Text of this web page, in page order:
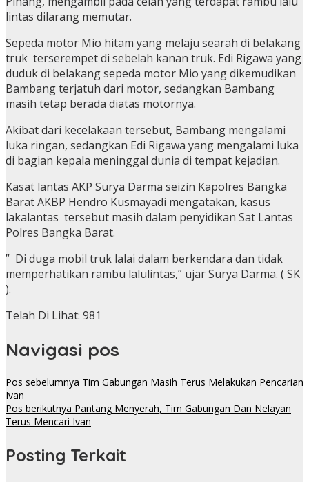
lintas dilarang memutar.
Sepeda motor Mio hitam yang melaju searah di belakang
truk terserempet di sebelah kanan truk. Edi Rigawa yang
duduk di belakang sepeda motor Mio yang dikemudikan
Bambang terjatuh dari motor, sedangkan Bambang
masih tetap berada diatas motornya.
Akibat dari kecelakaan tersebut, Bambang mengalami
luka ringan, sedangkan Edi Rigawa yang mengalami luka
di bagian kepala meninggal dunia di tempat kejadian.
Kasat lantas AKP Surya Darma seizin Kapolres Bangka
Barat AKBP Hendro Kusmayadi mengatakan, kasus
lakalantas tersebut masih dalam penyidikan Sat Lantas
Polres Bangka Barat.
” Di duga mobil truk lalai dalam berkendara dan tidak
memperhatikan rambu lalulintas,” ujar Surya Darma. ( SK
).
Telah Di Lihat: 981
Navigasi pos
Pos sebelumnya Tim Gabungan Masih Terus Melakukan Pencarian
Ivan
Pos berikutnya Pantang Menyerah, Tim Gabungan Dan Nelayan
Terus Mencari Ivan
Posting Terkait